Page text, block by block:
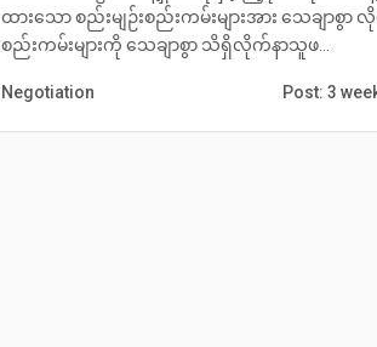
ထားသော စည်းမျဉ်းစည်းကမ်းများအား သေချာ
စည်းကမ်းများကို သေချာစွာ သိရှိလိုက်နာသူဖ...
Negotiation Post: 3